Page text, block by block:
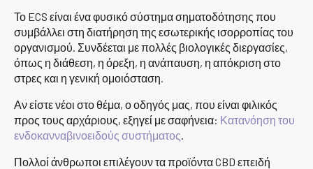
Το ECS είναι ένα φυσικό σύστημα σηματοδότησης που
συμβάλλει στη διατήρηση της εσωτερικής ισορροπίας του
οργανισμού. Συνδέεται με πολλές βιολογικές διεργασίες,
όπως η διάθεση, η όρεξη, η ανάπαυση, η απόκριση στο
στρες και η γενική ομοιόσταση.
Αν είστε νέοι στο θέμα, ο οδηγός μας, που είναι φιλικός
προς τους αρχάριους, εξηγεί με σαφήνεια: Κατανόηση του
ενδοκανναβινοειδούς συστήματος.
Πολλοί άνθρωποι επιλέγουν τα προϊόντα CBD επειδή